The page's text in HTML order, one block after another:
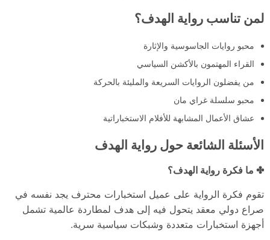
لمن تناسب رواية الهدف؟
محبو روايات الجاسوسية والإثارة
القراء المهتمون بالأكشن السياسي
من يفضلون الروايات السريعة والمليئة بالحركة
محبو سلسلة غراي مان
عشاق الأعمال المشابهة للأفلام الاستخباراتية
الأسئلة الشائعة حول رواية الهدف
✤ ما فكرة رواية الهدف؟
تقوم فكرة الرواية على عميل استخبارات محترف يجد نفسه في
صراع دولي معقد يتحول فيه إلى هدف لمطاردة عالمية تشمل
أجهزة استخبارات متعددة وشبكات سياسية سرية.